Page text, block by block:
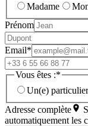
Madame
Prénom
Email*
Vous êtes :*
Un(e) particulier
Adresse complète
automatiquement les